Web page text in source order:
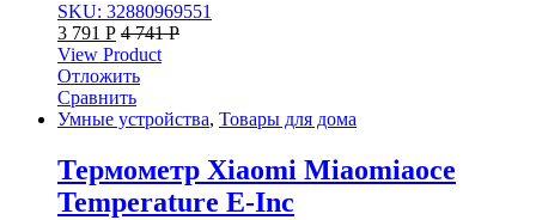
SKU: 32880969551
3 791 Р 4 741Р
View Product
Отложить
Сравнить
Умные устройства, Товары для дома
Термометр Xiaomi Miaomiaoce
Temperature E-Inc